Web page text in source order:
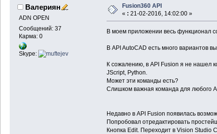
Валериян
ADN OPEN
Сообщений: 37
Карма: 0
Skype:
Fusion360 API
« : 21-02-2016, 14:02:00 »
В моем приложении весь функционал
В API AutoCAD есть много вариантов
К сожалению, в API Fusion я не нашел
JScript, Python.
Может эти команды есть?
Слишком важная команда для любого
Недавно в API Fusion появилась
Попробовал отредактировать
Кнопка Edit. Переходит в Vision Studio